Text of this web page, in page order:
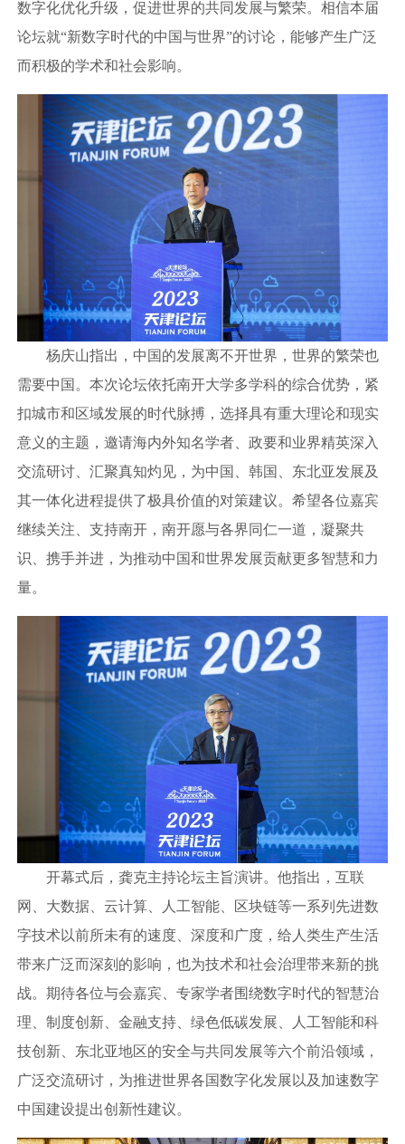
数字化优化升级，促进世界的共同发展与繁荣。相信本届
论坛就“新数字时代的中国与世界”的讨论，能够产生广泛
而积极的学术和社会影响。
杨庆山指出，中国的发展离不开世界，世界的繁荣也
需要中国。本次论坛依托南开大学多学科的综合优势，紧
扣城市和区域发展的时代脉搏，选择具有重大理论和现实
意义的主题，邀请海内外知名学者、政要和业界精英深入
交流研讨、汇聚真知灼见，为中国、韩国、东北亚发展及
其一体化进程提供了极具价值的对策建议。希望各位嘉宾
继续关注、支持南开，南开愿与各界同仁一道，凝聚共
识、携手并进，为推动中国和世界发展贡献更多智慧和力
量。
开幕式后，龚克主持论坛主旨演讲。他指出，互联
网、大数据、云计算、人工智能、区块链等一系列先进数
字技术以前所未有的速度、深度和广度，给人类生产生活
带来广泛而深刻的影响，也为技术和社会治理带来新的挑
战。期待各位与会嘉宾、专家学者围绕数字时代的智慧治
理、制度创新、金融支持、绿色低碳发展、人工智能和科
技创新、东北亚地区的安全与共同发展等六个前沿领域，
广泛交流研讨，为推进世界各国数字化发展以及加速数字
中国建设提出创新性建议。